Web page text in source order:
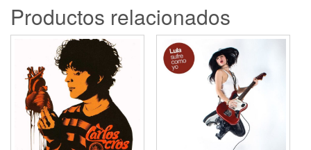
Productos relacionados